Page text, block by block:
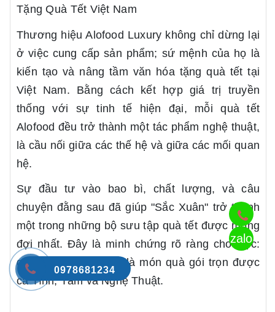
Tặng Quà Tết Việt Nam
Thương hiệu Alofood Luxury không chỉ dừng lại
ở việc cung cấp sản phẩm; sứ mệnh của họ là
kiến tạo và nâng tầm văn hóa tặng quà tết tại
Việt Nam. Bằng cách kết hợp giá trị truyền
thống với sự tinh tế hiện đại, mỗi quà tết
Alofood đều trở thành một tác phẩm nghệ thuật,
là cầu nối giữa các thế hệ và giữa các mối quan
hệ.
Sự đầu tư vào bao bì, chất lượng, và câu
chuyện đằng sau đã giúp "Sắc Xuân" trở thành
một trong những bộ sưu tập quà tết được mong
đợi nhất. Đây là minh chứng rõ ràng cho việc:
quà tết ý nghĩa nhất là món quà gói trọn được
cả Tình, Tâm và Nghệ Thuật.
zalo
0978681234